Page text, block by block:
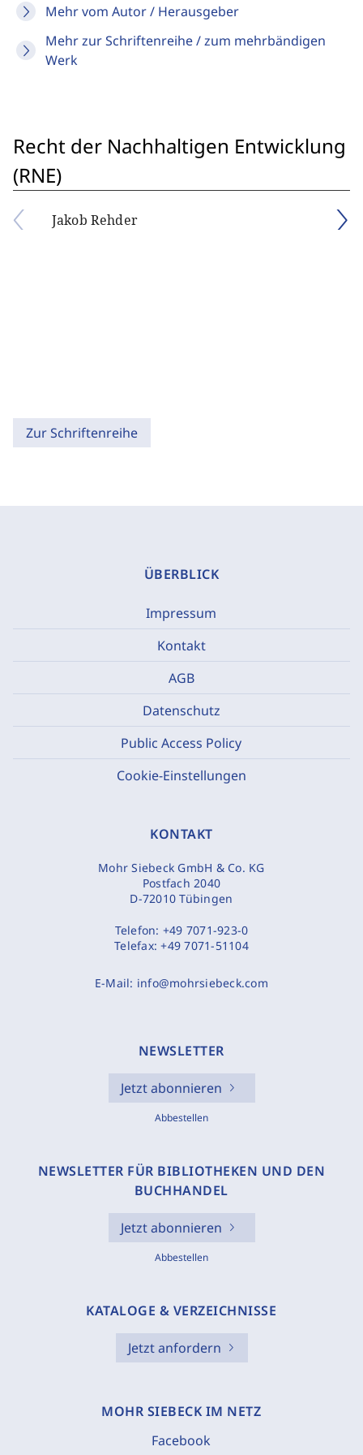
Mehr vom Autor / Herausgeber
Mehr zur Schriftenreihe / zum mehrbändigen
Werk
Recht der Nachhaltigen Entwicklung
(RNE)
Jakob Rehder
Zur Schriftenreihe
ÜBERBLICK
Impressum
Kontakt
AGB
Datenschutz
Public Access Policy
Cookie-Einstellungen
KONTAKT
Mohr Siebeck GmbH & Co. KG
Postfach 2040
D-72010 Tübingen
Telefon: +49 7071-923-0
Telefax:+49 7071-51104
E-Mail: info@mohrsiebeck.com
NEWSLETTER
Jetzt abonnieren
Abbestellen
NEWSLETTER FÜR BIBLIOTHEKEN UND DEN
BUCHHANDEL
Jetzt abonnieren
Abbestellen
KATALOGE & VERZEICHNISSE
Jetzt anfordern
MOHR SIEBECK IM NETZ
Facebook